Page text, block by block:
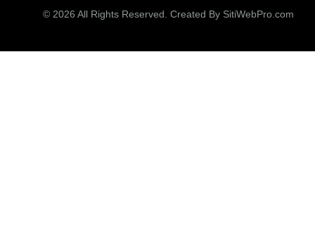
© 2026 All Rights Reserved. Created By SitiWebPro.com